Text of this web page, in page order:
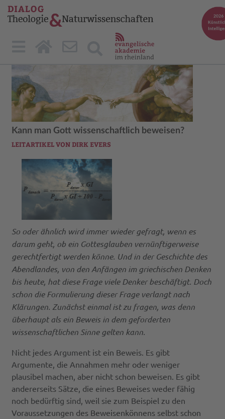
Kann man Gott wissenschaftlich beweisen?
LEITARTIKEL VON DIRK EVERS
So oder ähnlich wird immer wieder gefragt, wenn es
darum geht, ob ein Gottesglauben vernünftigerweise
gerechtfertigt werden könne. Und in der Geschichte des
Abendlandes, von den Anfängen im griechischen Denken
bis heute, hat diese Frage viele Denker beschäftigt. Doch
schon die Formulierung dieser Frage verlangt nach
Klärungen. Zunächst einmal ist zu fragen, was denn
überhaupt als ein Beweis in dem geforderten
wissenschaftlichen Sinne gelten kann.
Nicht jedes Argument ist ein Beweis. Es gibt
Argumente, die Annahmen mehr oder weniger
plausibel machen, aber nicht schon beweisen. Es gibt
andererseits Sätze, die eines Beweises weder fähig
noch bedürftig sind, weil sie zum Beispiel zu den
Voraussetzungen des Beweisenkönnens selbst schon